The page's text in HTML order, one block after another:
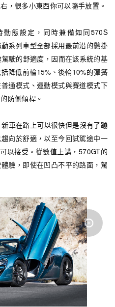
，很多小東西你可以隨手放置。
態設定，同時兼備如同570S
系列車型全部採用最前沿的懸掛
駛的舒適度，因而在該系統的基
降低前輪15%、後輪10%的彈簧
通模式、運動模式與賽道模式下
防側傾桿。
車在路上可以很快但是沒有了蹦
向於舒適，以至今回試駕途中一
以接受。從數值上講，570GT的
驗，即使在凹凸不平的路面，駕